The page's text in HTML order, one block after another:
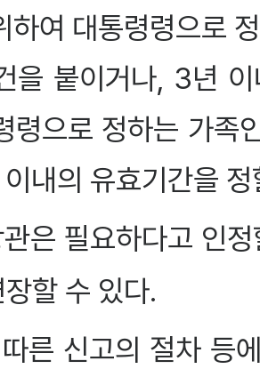
하여 대통령령으로
을 붙이거나, 3년
령으로 정하는 가족
내의 유효기간을
은 필요하다고 인
할 수 있다.
른 신고의 절차 등